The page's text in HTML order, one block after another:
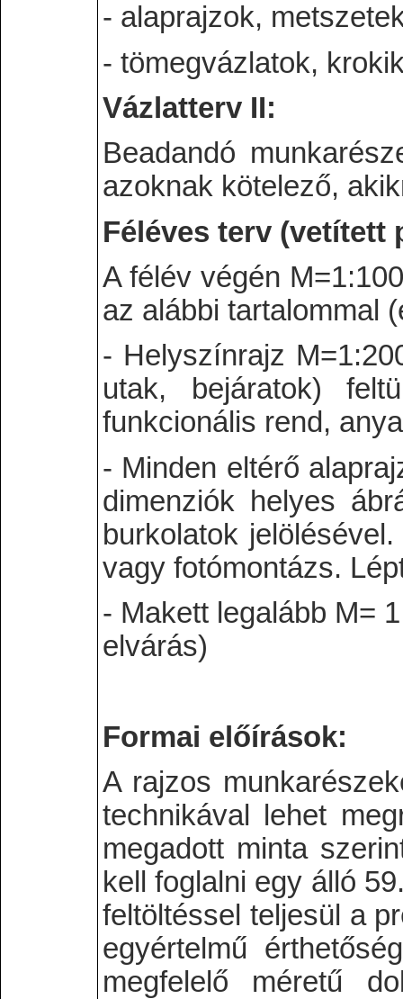
- alaprajzok,
- tömegvázlatok,
Vázlatterv II:
Beadandó
azoknak kötelező,
Féléves terv (vetített
A félév végén
az alábbi tartalommal
- Helyszínrajz
utak, bejáratok)
funkcionális rend,
- Minden eltérő
dimenziók helyes
burkolatok
vagy fotómontázs.
- Makett legalább M=
elvárás)
Formai előírások:
A rajzos
technikával lehet
megadott minta
kell foglalni egy álló
feltöltéssel teljesül a
egyértelmű
megfelelő méretű